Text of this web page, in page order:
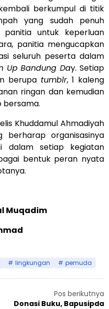
berkumpul di titik
yang sudah penuh
panitia untuk keperluan
panitia mengucapkan
seluruh peserta dalam
Up Bandung Day. Setiap
berupa tumblr, 1 kaleng
ringan dan kemudian
bersama.
Khuddamul Ahmadiyah
berharap organisasinya
dalam setiap kegiatan
bentuk peran nyata
Muqadim
lingkungan pemuda
Pos berikutnya
Donasi Buku, Bapusipda